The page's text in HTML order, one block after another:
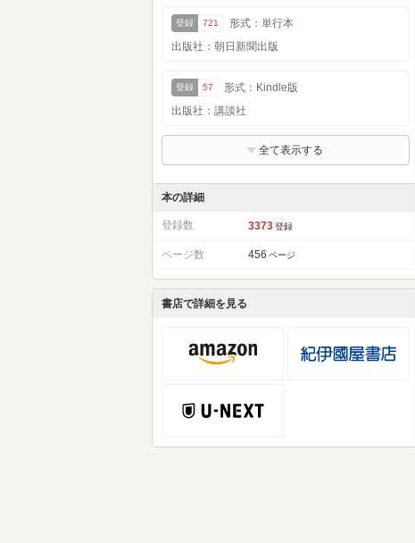
登録 721
形式：単行本
出版社：朝日新聞出版
登録 57
形式：Kindle版
出版社：講談社
全て表示する
本の詳細
登録数 3373 登録
ページ数 456 ページ
書店で詳細を見る